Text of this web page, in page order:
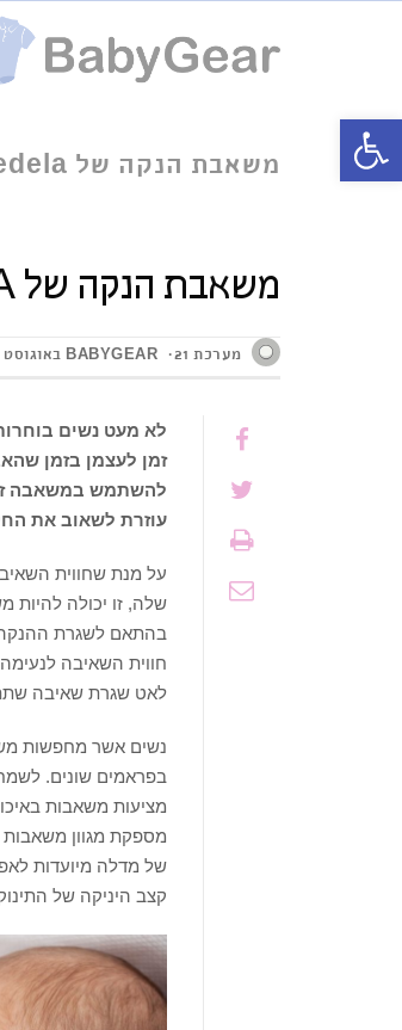
משאבת הנקה של medela
משאבת הנקה של MEDELA
מערכת BABYGEAR 21 באוגוסט 2016
לא מעט נשים
זמן לעצמן בזמן
להשתמש במשאבה
עוזרת לשאוב את
על מנת שחווית
שלה, זו יכולה להיות
בהתאם לשגרת ההנקה
חווית השאיבה
לאט שגרת שאיבה
נשים אשר מחפשות
בפראמים שונים.
מציעות משאבות
מספקת מגוון
של מדלה מיועדות
קצב היניקה של
פתח סרגל נגישות